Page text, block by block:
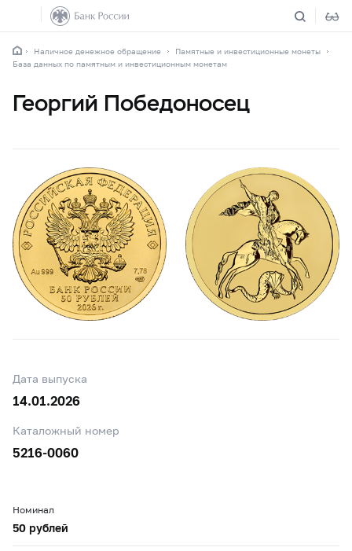
Наличное денежное обращение
Памятные и инвестиционные монеты
База данных по памятным и инвестиционным монетам
Георгий Победоносец
Дата выпуска
14.01.2026
Каталожный номер
5216-0060
Номинал
50 рублей